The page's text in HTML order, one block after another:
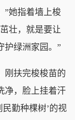
”她指着墙上梭
壮，就是要让
护绿洲家园。”
扶完梭梭苗的
净，脸上挂着汗
勤种棵树’的视